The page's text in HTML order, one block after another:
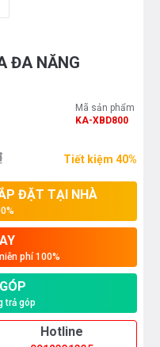
ĐA NĂNG
Mã sản phẩm
KA-XBD800
Tiết kiệm 40%
ĐẶT TẠI NHÀ
phí 100%
trả góp
Hotline